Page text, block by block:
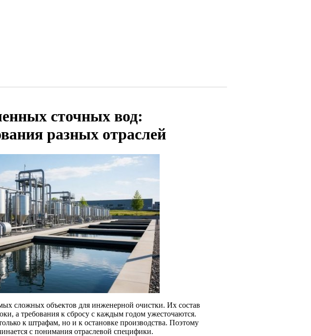
сточных вод:
разных отраслей
сложных объектов для инженерной очистки. Их состав
а требования к сбросу с каждым годом ужесточаются.
к штрафам, но и к остановке производства. Поэтому
с понимания отраслевой специфики.